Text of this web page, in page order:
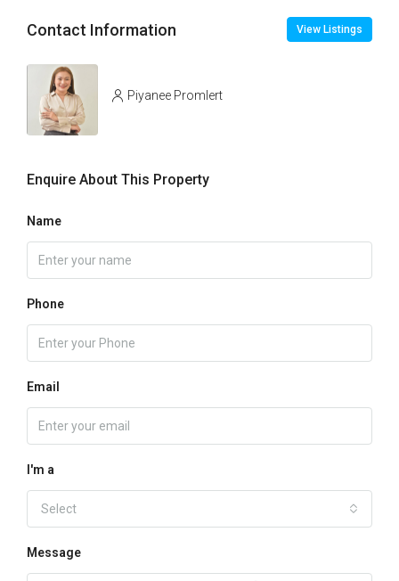
Contact Information View Listings
Piyanee Promlert
Enquire About This Property
Name
Phone
Email
I'm a
Select
Message